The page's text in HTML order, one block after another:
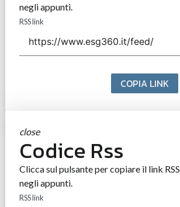
negli appunti.
RSS link
COPIA LINK
close
Codice Rss
Clicca sul pulsante per copiare il link RSS
negli appunti.
RSS link